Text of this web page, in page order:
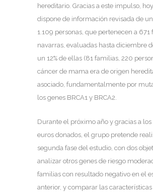
hereditario. Gracias a este impulso,
dispone de información revisada de
1.109 personas, que pertenecen a 671
navarras, evaluadas hasta diciembre
un 12% de ellas (81 familias, 220
cáncer de mama era de origen
asociado, fundamentalmente por
los genes BRCA1 y BRCA2.
Durante el próximo año y gracias a
euros donados, el grupo pretende
segunda fase del estudio, con dos
analizar otros genes de riesgo
familias con resultado negativo en el
anterior, y comparar las